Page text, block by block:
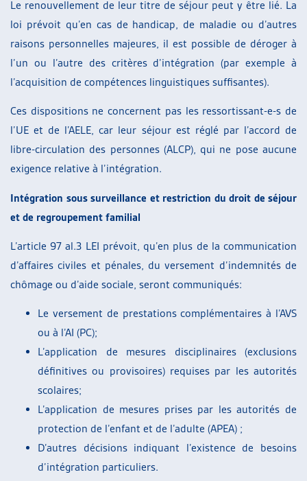
Le renouvellement de leur titre de séjour peut y être lié. La
loi prévoit qu’en cas de handicap, de maladie ou d’autres
raisons personnelles majeures, il est possible de déroger à
l’un ou l’autre des critères d’intégration (par exemple à
l’acquisition de compétences linguistiques suffisantes).
Ces dispositions ne concernent pas les ressortissant-e-s de
l’UE et de l’AELE, car leur séjour est réglé par l’accord de
libre-circulation des personnes (ALCP), qui ne pose aucune
exigence relative à l’intégration.
Intégration sous surveillance et restriction du droit de séjour
et de regroupement familial
L’article 97 al.3 LEI prévoit, qu’en plus de la communication
d’affaires civiles et pénales, du versement d’indemnités de
chômage ou d’aide sociale, seront communiqués:
Le versement de prestations complémentaires à l’AVS
ou à l’AI (PC);
L’application de mesures disciplinaires (exclusions
définitives ou provisoires) requises par les autorités
scolaires;
L’application de mesures prises par les autorités de
protection de l’enfant et de l’adulte (APEA) ;
D’autres décisions indiquant l’existence de besoins
d’intégration particuliers.